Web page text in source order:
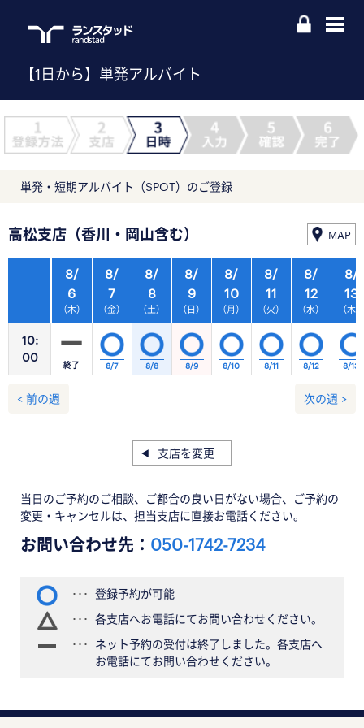
【1日から】単発アルバイト
単発・短期アルバイト（SPOT）のご登録
高松支店（香川・岡山含む） MAP
10:
00
8/
6
（木）
8/
7
（金）
8/
8
（土）
8/
9
（日）
8/
10
（月）
8/
11
（火）
8/
12
（水）
終了 8/7 8/8 8/9 8/10 8/11 8/12
8/
13
（木）
8/13
< 前の週 次の週 >
支店を変更
当日のご予約のご相談、ご都合の良い日がない場合、ご予約の
変更・キャンセルは、担当支店に直接お電話ください。
お問い合わせ先： 050-1742-7234
登録予約が可能
各支店へお電話にてお問い合わせください。
ネット予約の受付は終了しました。各支店へ
お電話にてお問い合わせください。